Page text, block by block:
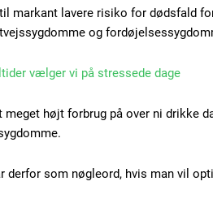
markant lavere risiko for dødsfald
og
vælger vi på stressede dage
meget højt forbrug på over ni drikke
derfor som nøgleord, hvis man vil